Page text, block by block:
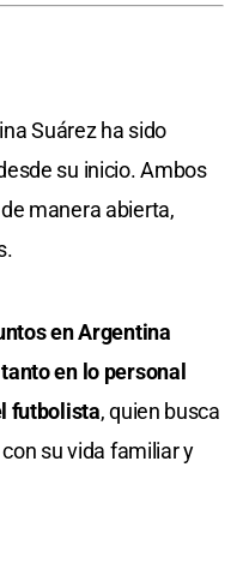
Suárez ha sido
su inicio. Ambos
manera abierta,
en Argentina
en lo personal
futbolista, quien busca
su vida familiar y